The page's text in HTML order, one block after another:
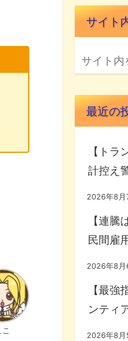
こ
サイト
最近の
【ト
計控え
2026年8月
【連騰
民間雇
2026年8月
【最強
ンティ
2026年8月